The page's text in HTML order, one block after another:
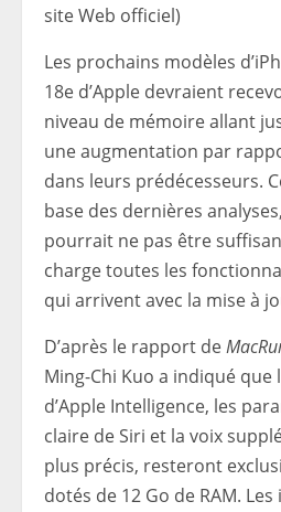
site Web officiel)
Les prochains modèles
18e d’Apple devraient
niveau de mémoire allant
une augmentation par
dans leurs prédécesseurs.
base des dernières
pourrait ne pas être
charge toutes les
qui arrivent avec la mise à
D’après le rapport de
Ming-Chi Kuo a indiqué que
d’Apple Intelligence, les
claire de Siri et la voix
plus précis, resteront
dotés de 12 Go de RAM.